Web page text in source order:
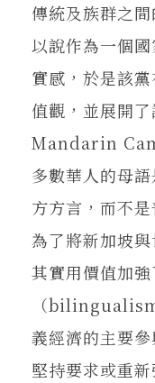
傳統及族群之
以說作為一個
實感，於是該
值觀，並展開
Mandarin
多數華人的母
方方言，而不
為了將新加坡
其實用價值加
（
義經濟的主要
堅持要求或重